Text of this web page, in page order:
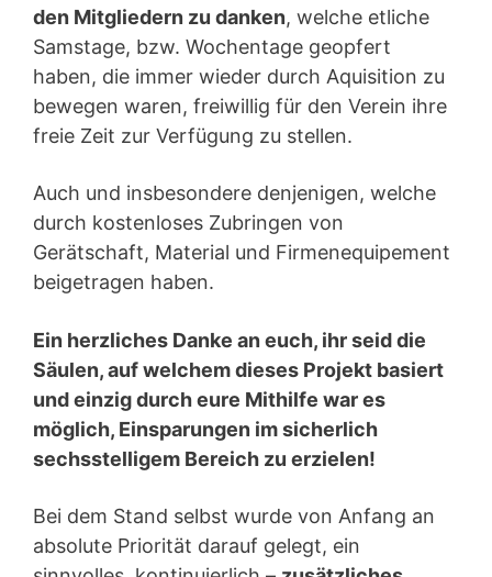
den Mitgliedern zu danken, welche etliche
Samstage, bzw. Wochentage geopfert
haben, die immer wieder durch Aquisition zu
bewegen waren, freiwillig für den Verein ihre
freie Zeit zur Verfügung zu stellen.
Auch und insbesondere denjenigen, welche
durch kostenloses Zubringen von
Gerätschaft, Material und Firmenequipement
beigetragen haben.
Ein herzliches Danke an euch, ihr seid die
Säulen, auf welchem dieses Projekt basiert
und einzig durch eure Mithilfe war es
möglich, Einsparungen im sicherlich
sechsstelligem Bereich zu erzielen!
Bei dem Stand selbst wurde von Anfang an
absolute Priorität darauf gelegt, ein